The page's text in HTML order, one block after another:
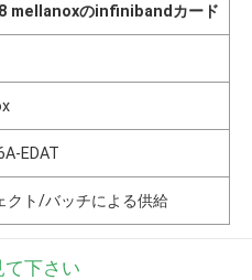
mellanoxのinfinibandカード
EDAT
クト/バッチによる供給
て下さい